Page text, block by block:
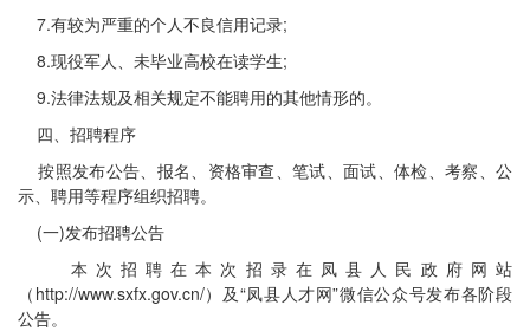
7.有较为严重的个人不良信用记录;
8.现役军人、未毕业高校在读学生;
9.法律法规及相关规定不能聘用的其他情形的。
四、招聘程序
按照发布公告、报名、资格审查、笔试、面试、体检、考察、公
示、聘用等程序组织招聘。
(一)发布招聘公告
本次招聘在本次招录在凤县人民政府网站
（http://www.sxfx.gov.cn/）及“凤县人才网”微信公众号发布各阶段
公告。